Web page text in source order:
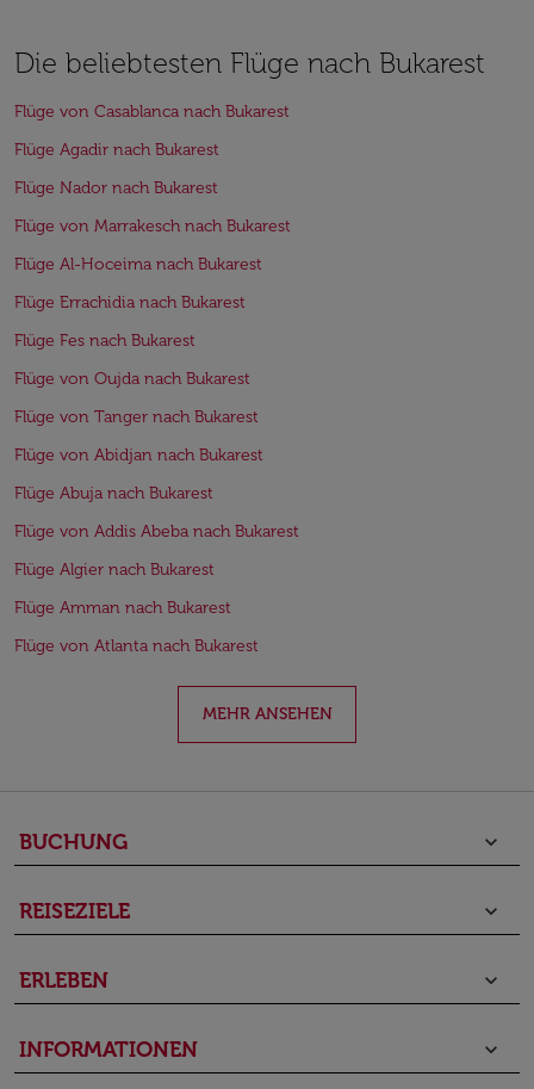
Die beliebtesten Flüge nach Bukarest
Flüge von Casablanca nach Bukarest
Flüge Agadir nach Bukarest
Flüge Nador nach Bukarest
Flüge von Marrakesch nach Bukarest
Flüge Al-Hoceima nach Bukarest
Flüge Errachidia nach Bukarest
Flüge Fes nach Bukarest
Flüge von Oujda nach Bukarest
Flüge von Tanger nach Bukarest
Flüge von Abidjan nach Bukarest
Flüge Abuja nach Bukarest
Flüge von Addis Abeba nach Bukarest
Flüge Algier nach Bukarest
Flüge Amman nach Bukarest
Flüge von Atlanta nach Bukarest
MEHR ANSEHEN
BUCHUNG keyboard_arrow_down
REISEZIELE keyboard_arrow_down
ERLEBEN keyboard_arrow_down
INFORMATIONEN keyboard_arrow_down